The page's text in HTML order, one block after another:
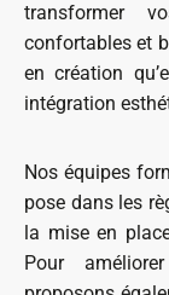
transformer
confortables et
en création
intégration
Nos équipes
pose dans les
la mise en
Pour